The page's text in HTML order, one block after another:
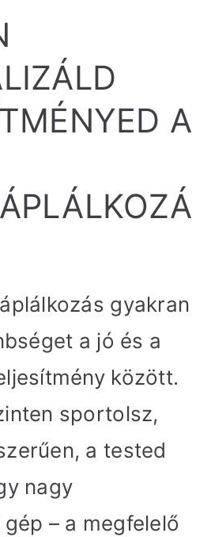
A
gyakran
a jó és a
között.
sportolsz,
a tested
nagy
– a megfelelő